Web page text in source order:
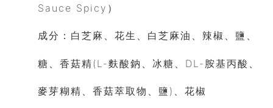
Sauce Spicy）
成分： 白芝麻、花生、白芝麻油、辣椒、鹽、
糖、 香菇精(L-麩酸鈉、冰糖、DL-胺基丙酸、
麥芽糊精、香菇萃取物、鹽)、花椒